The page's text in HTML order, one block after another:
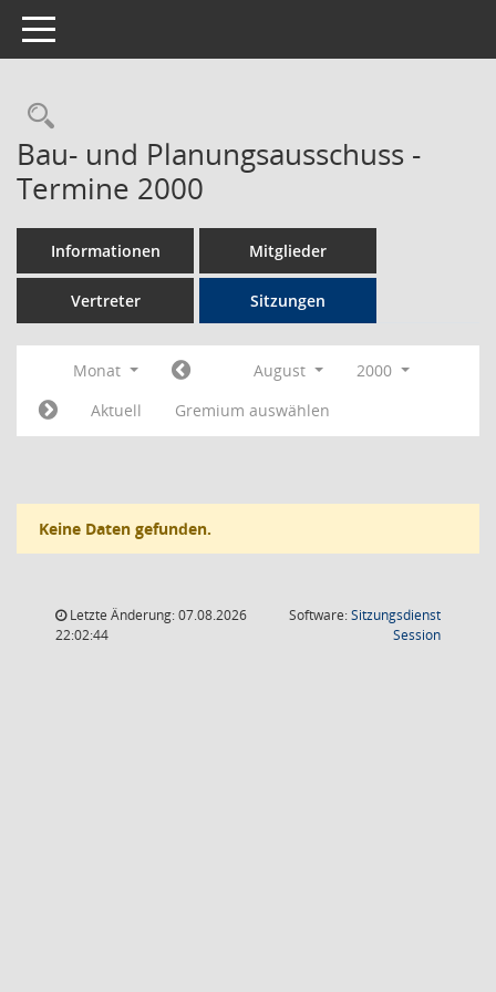
Toggle navigation
Rechercheauswahl
Bau- und Planungsausschuss -
Termine 2000
Informationen Mitglieder
Vertreter Sitzungen
Monat August
2000
Aktuell
Gremium auswählen
Keine Daten gefunden.
Letzte Änderung: 07.08.2026
22:02:44
Software:Sitzungsdienst
Session(Wird in